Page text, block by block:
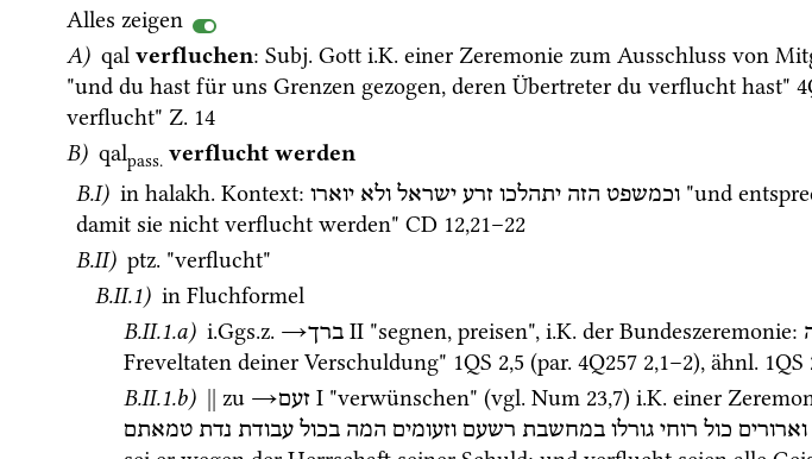
Alles zeigen
A) qal verfluchen: Subj. Gott i.K. einer Zeremonie zum Ausschluss von
"und du hast für uns Grenzen gezogen, deren Übertreter du verflucht hast"
verflucht" Z. 14
B) qalpass. verflucht werden
B.I) in halakh. Kontext: וכמשפט הזה יתהלכו זרע ישראל ולא יוארו
"und
damit sie nicht verflucht werden" CD 12,21–22
B.II) ptz. "verflucht"
B.II.1) in Fluchformel
B.II.1.a) i.Ggs.z. →ברך ‎ II "segnen, preisen", i.K. der Bundeszeremonie:
Freveltaten deiner Verschuldung" 1QS 2,5 (par. 4Q257 2,1–2), ähnl. 1QS
B.II.1.b) || zu →זעם ‎ I "verwünschen" (vgl. Num 23,7) i.K. einer
וארורים כול רוחי גורלו במחשבת רשעם וזעומים המה בכול עבודת נדת טמאתם